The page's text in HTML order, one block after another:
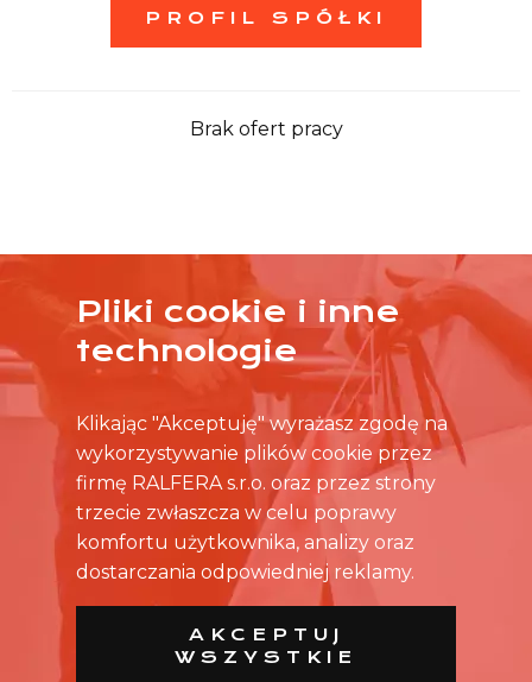
PROFIL SPÓŁKI
Brak ofert pracy
ŻADNA OFERTA CIĘ NIE ZAINTERESOWAŁA?
SKONTAKTUJ SIĘ BEZPOŚREDNIO ZE SKLEPEM.
Pliki cookie i inne
technologie
Klikając "Akceptuję" wyrażasz zgodę na
wykorzystywanie plików cookie przez
firmę RALFERA s.r.o. oraz przez strony
trzecie zwłaszcza w celu poprawy
komfortu użytkownika, analizy oraz
dostarczania odpowiedniej reklamy.
AKCEPTUJ
WSZYSTKIE